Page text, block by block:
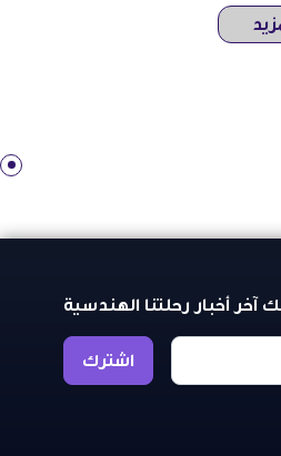
آخر أخبار رحلتنا الهندسية